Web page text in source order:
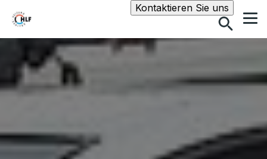
Kontaktieren Sie unsSuche